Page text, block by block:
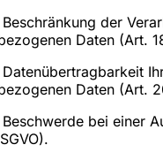
der
Daten (Art.
Daten (Art.
bei einer